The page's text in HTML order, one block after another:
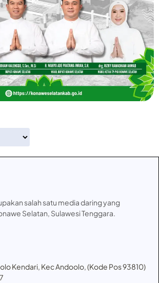
salah satu media daring yang
Selatan, Sulawesi Tenggara.
Kendari, Kec Andoolo, (Kode Pos 93810)